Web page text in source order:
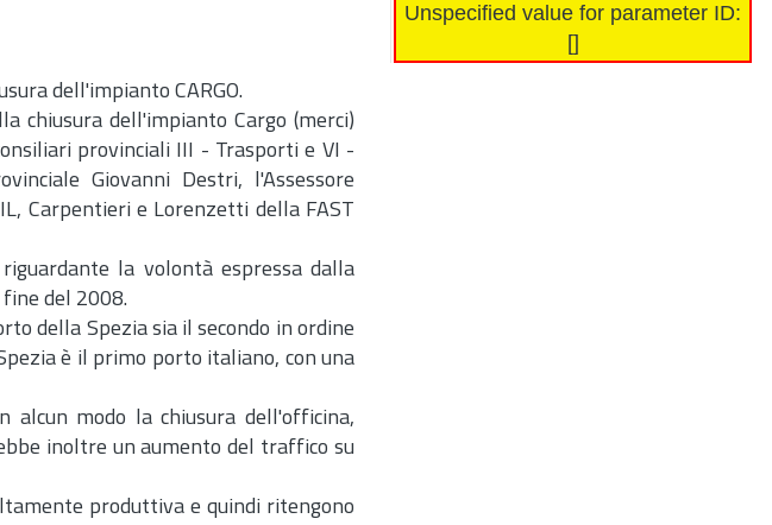
dell'impianto CARGO.
chiusura dell'impianto Cargo (merci)
provinciali III - Trasporti e VI -
Giovanni Destri, l'Assessore
Carpentieri e Lorenzetti della FAST
la volontà espressa dalla
del 2008.
della Spezia sia il secondo in ordine
è il primo porto italiano, con una
modo la chiusura dell'officina,
inoltre un aumento del traffico su
produttiva e quindi ritengono
Unspecified value for parameter ID:
[]